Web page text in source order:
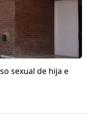
sexual de hija e